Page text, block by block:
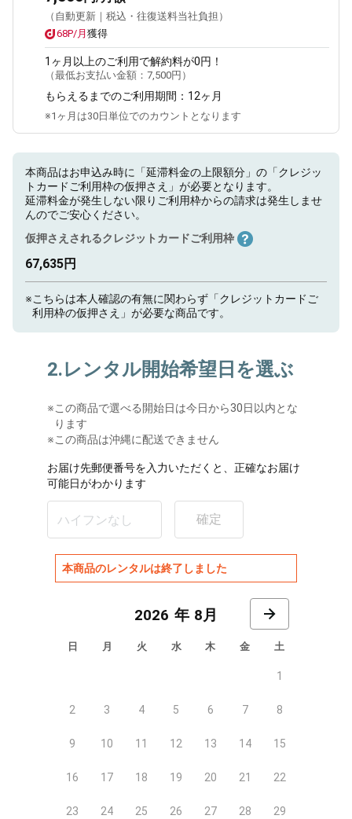
（自動更新｜税込・往復送料当社負担）
68P/月 獲得
1ヶ月 以上のご利用で解約料が0円！
（最低お支払い金額： 7,500円 ）
もらえるまでのご利用期間： 12ヶ月
※1ヶ月は30日単位でのカウントとなります
本商品はお申込み時に「延滞料金の上限額分」の「クレジッ
トカードご利用枠の仮押さえ」が必要となります。
延滞料金が発生しない限りご利用枠からの請求は発生しませ
んのでご安心ください。
仮押さえされるクレジットカードご利用枠
67,635円
※こちらは本人確認の有無に関わらず「クレジットカードご
利用枠の仮押さえ」が必要な商品です。
2.レンタル開始希望日を選ぶ
※この商品で選べる開始日は今日から30日以内とな
ります
※この商品は沖縄に配送できません
お届け先郵便番号を入力いただくと、正確なお届け
可能日がわかります
確定
本商品のレンタルは終了しました
8月
日 月 火 水 木 金 土
1
2 3 4 5 6 7 8
9 10 11 12 13 14 15
16 17 18 19 20 21 22
23 24 25 26 27 28 29